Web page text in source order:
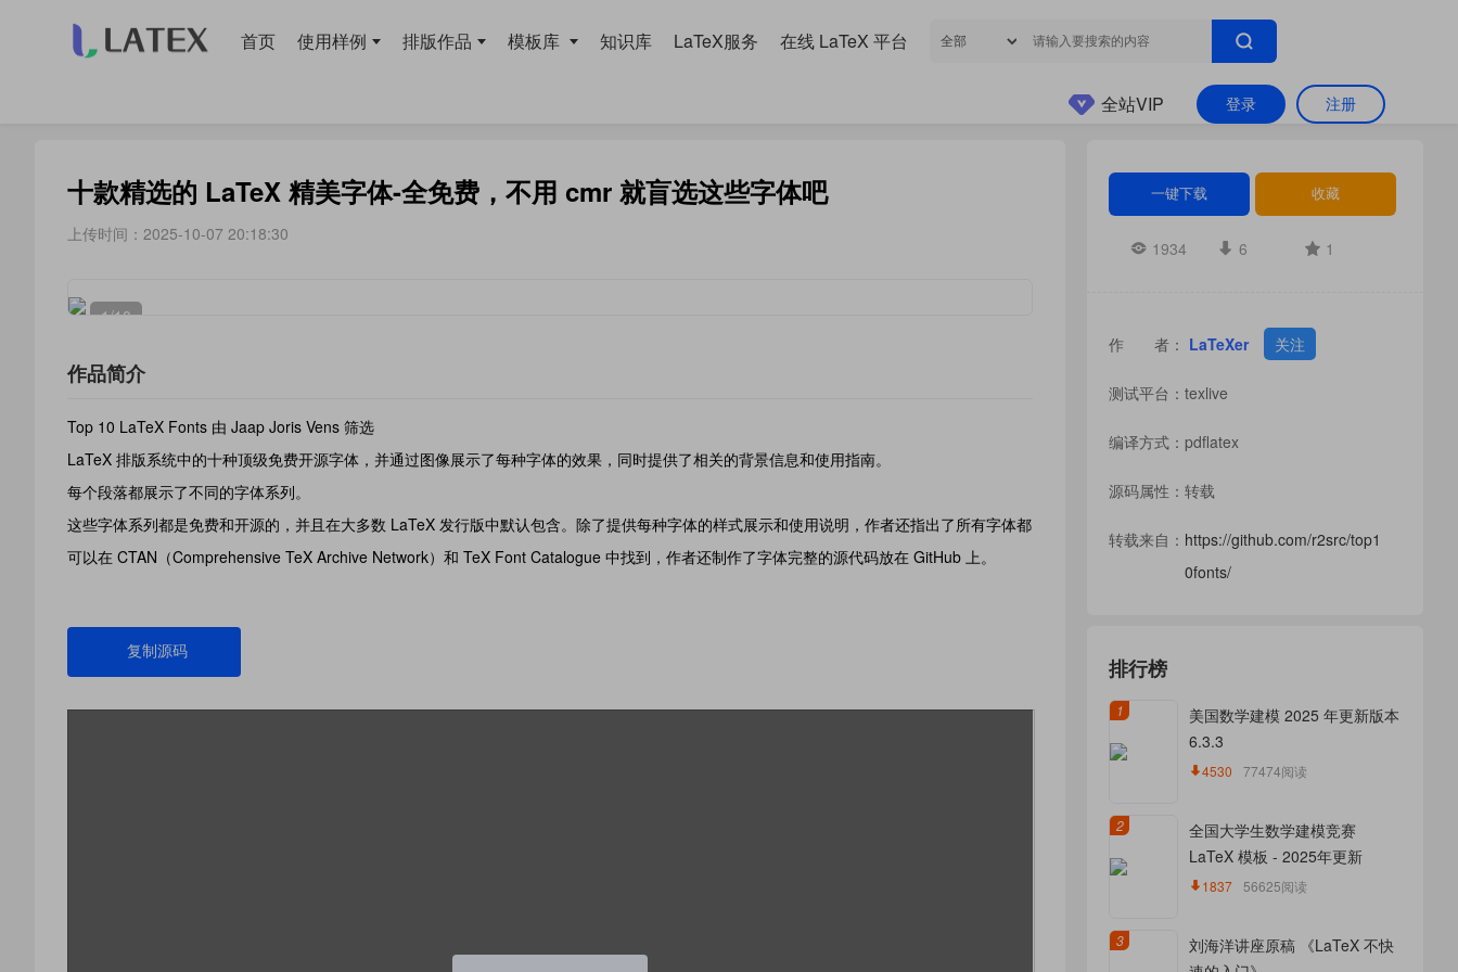
首页 使用样例 排版作品 模板库 知识库 LaTeX服务 在线 LaTeX 平台
登录 注册
全站VIP
十款精选的 LaTeX 精美字体-全免费，不用 cmr 就盲选这些字体吧
上传时间：2025-10-07 20:18:30
1/10
作品简介
Top 10 LaTeX Fonts 由 Jaap Joris Vens 筛选
LaTeX 排版系统中的十种顶级免费开源字体，并通过图像展示了每种字体的效果，同时提供了相关的背景信息和使用指南。
每个段落都展示了不同的字体系列。
这些字体系列都是免费和开源的，并且在大多数 LaTeX 发行版中默认包含。除了提供每种字体的样式展示和使用说明，作者还指出了所有字体都
可以在 CTAN（Comprehensive TeX Archive Network）和 TeX Font Catalogue 中找到，作者还制作了字体完整的源代码放在 GitHub 上。
复制源码
一键下载 收藏
1934 6 1
作 者： LaTeXer 关注
测试平台：texlive
编译方式：pdflatex
源码属性：转载
转载来自： https://github.com/r2src/top1
0fonts/
排行榜
1
美国数学建模 2025 年更新版本
6.3.3
4530 77474阅读
2
全国大学生数学建模竞赛
LaTeX 模板 - 2025年更新
1837 56625阅读
3
刘海洋讲座原稿 《LaTeX 不快